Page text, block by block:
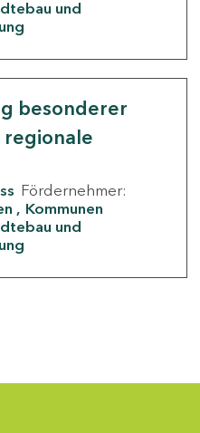
und
besonderer
Fördernehmer:
Kommunen
und